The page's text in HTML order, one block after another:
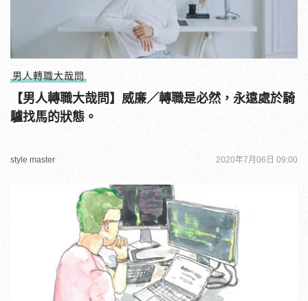
男人轉職大哉問
【男人轉職大哉問】威廉／轉職是必然，永遠處於騎
驢找馬的狀態。
style master 2020年7月06日 09:00